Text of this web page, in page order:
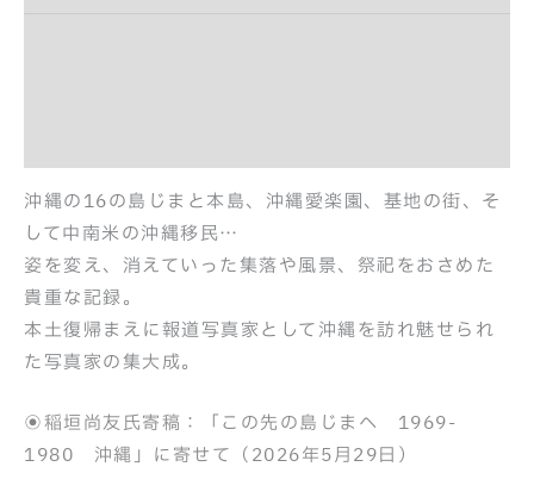
沖縄の16の島じまと本島、沖縄愛楽園、基地の街、そ
して中南米の沖縄移民…
姿を変え、消えていった集落や風景、祭祀をおさめた
貴重な記録。
本土復帰まえに報道写真家として沖縄を訪れ魅せられ
た写真家の集大成。
◉稲垣尚友氏寄稿：「この先の島じまへ 1969-
1980 沖縄」に寄せて（2026年5月29日）